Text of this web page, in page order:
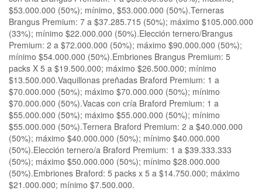
$53.000.000 (50%); mínimo, $53.000.000 (50%).Terneras
Brangus Premium: 7 a $37.285.715 (50%); máximo $105.000.000
(33%); mínimo $22.000.000 (50%).Elección ternero/Brangus
Premium: 2 a $72.000.000 (50%); máximo $90.000.000 (50%);
mínimo $54.000.000 (50%).Embriones Brangus Premium: 5
packs X 5 a $19.500.000; máximo $26.500.000; mínimo
$13.500.000.Vaquillonas preñadas Braford Premium: 1 a
$70.000.000 (50%); máximo $70.000.000 (50%); mínimo
$70.000.000 (50%).Vacas con cría Braford Premium: 1 a
$55.000.000 (50%); máximo $55.000.000 (50%); mínimo
$55.000.000 (50%).Ternera Braford Premium: 2 a $40.000.000
(50%); máximo $40.000.000 (50%); mínimo $40.000.000
(50%).Elección ternero/a Braford Premium: 1 a $39.333.333
(50%); máximo $50.000.000 (50%); mínimo $28.000.000
(50%).Embriones Braford: 5 packs x 5 a $14.750.000; máximo
$21.000.000; mínimo $7.500.000.